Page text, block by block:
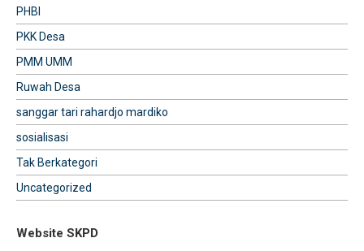
PHBI
PKK Desa
PMM UMM
Ruwah Desa
sanggar tari rahardjo mardiko
sosialisasi
Tak Berkategori
Uncategorized
Website SKPD